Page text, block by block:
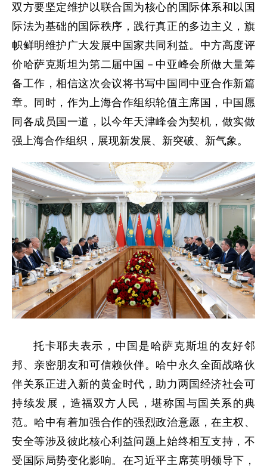
双方要坚定维护以联合国为核心的国际体系和以国
际法为基础的国际秩序，践行真正的多边主义，旗
帜鲜明维护广大发展中国家共同利益。中方高度评
价哈萨克斯坦为第二届中国－中亚峰会所做大量筹
备工作，相信这次会议将书写中国同中亚合作新篇
章。同时，作为上海合作组织轮值主席国，中国愿
同各成员国一道，以今年天津峰会为契机，做实做
强上海合作组织，展现新发展、新突破、新气象。
托卡耶夫表示，中国是哈萨克斯坦的友好邻
邦、亲密朋友和可信赖伙伴。哈中永久全面战略伙
伴关系正进入新的黄金时代，助力两国经济社会可
持续发展，造福双方人民，堪称国与国关系的典
范。哈中有着加强合作的强烈政治意愿，在主权、
安全等涉及彼此核心利益问题上始终相互支持，不
受国际局势变化影响。在习近平主席英明领导下，